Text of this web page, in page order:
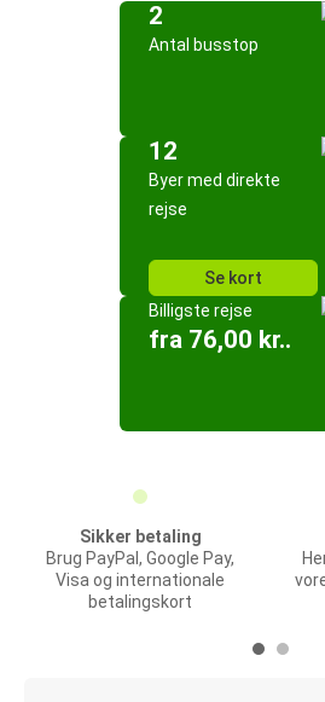
2
Antal busstop
12
Byer med direkte
rejse
Se kort
Billigste rejse
fra 76,00 kr..
Sikker betaling
Brug PayPal, Google Pay,
Visa og internationale
betalingskort